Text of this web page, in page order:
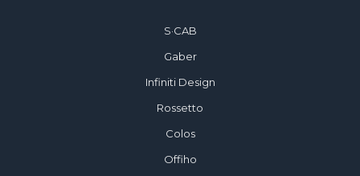
S·CAB
Gaber
Infiniti Design
Rossetto
Colos
Offiho